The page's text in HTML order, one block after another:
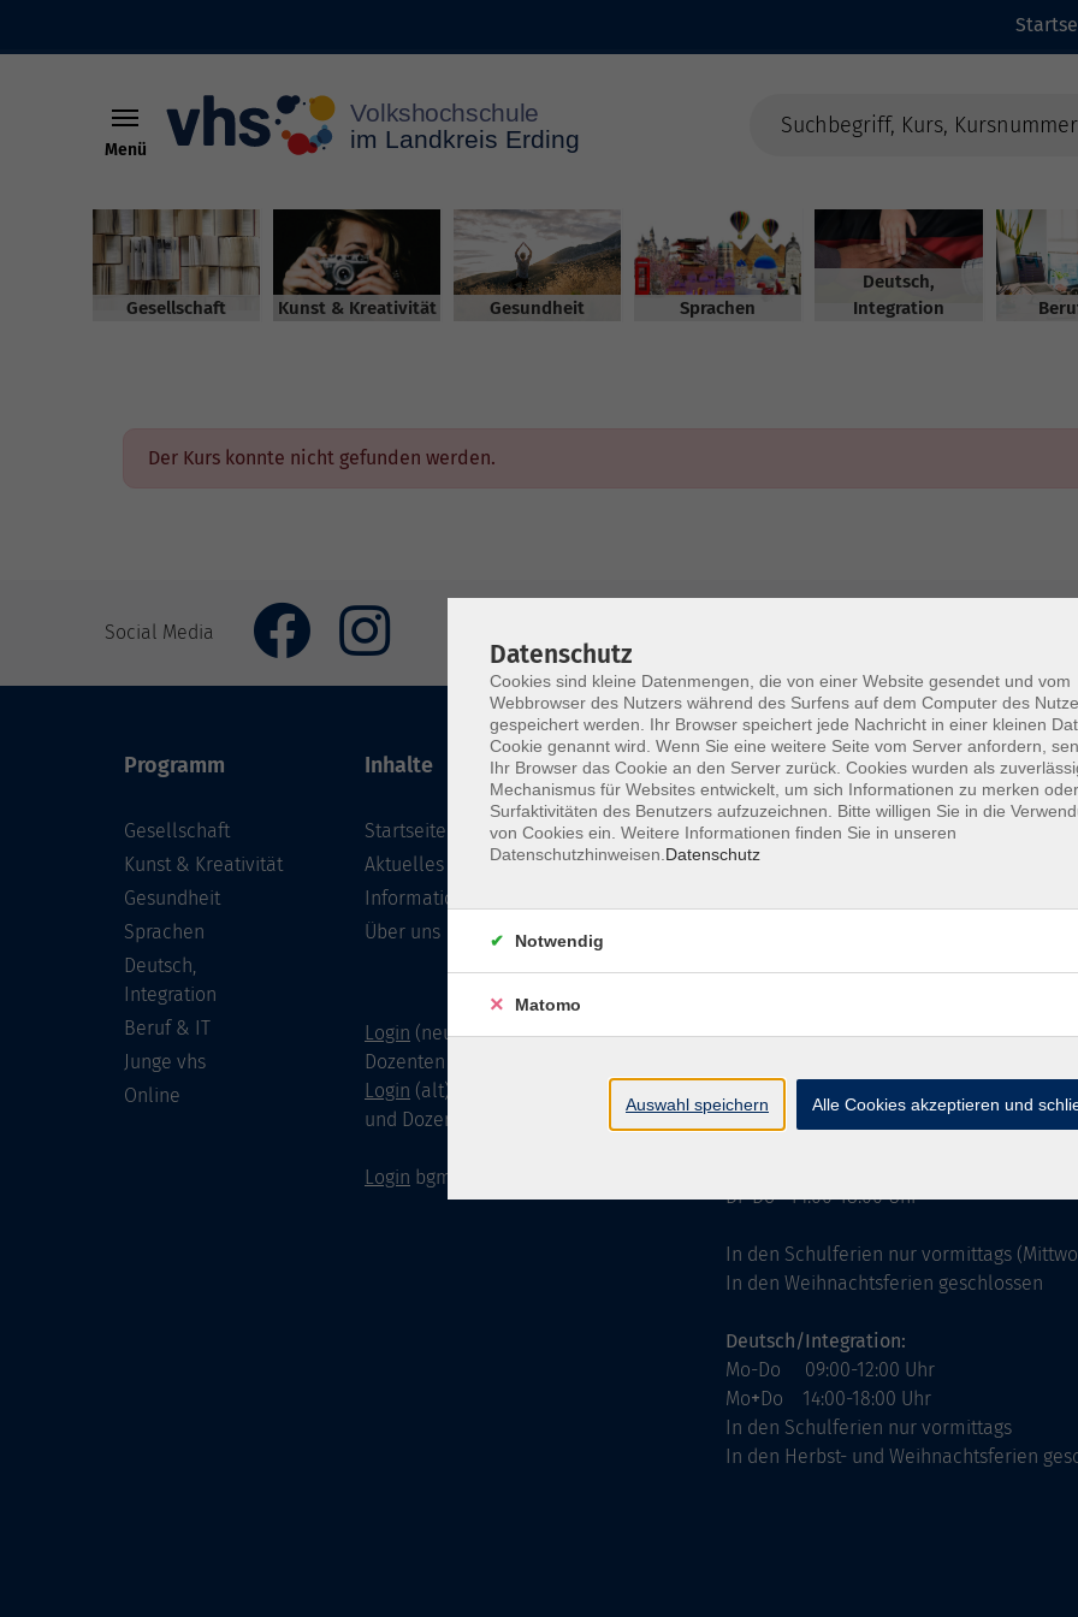
Menü
Gesellschaft Kunst & Kreativität Gesundheit Sprachen
Deutsch,
Integration
Der Kurs konnte nicht gefunden werden.
Social Media
Programm
Gesellschaft
Kunst & Kreativität
Gesundheit
Sprachen
Deutsch,
Integration
Beruf & IT
Junge vhs
Online
Inhalte
Startseite
Aktuelles
Informationen
Über uns
Login (neu) für Dozentinnen und
Dozenten
Login (alt) für Dozentinnen
und Dozenten
Login bgm-cloud
Volkshochschule im Lkr. Erding
Zweckverband Volkshochschule im Lkr.
Lethnerstr. 13
85435 ErdingGoogleMaps®
Servicezeiten
allgemein:
Di+Do 14:00-18:00 Uhr
In den Schulferien nur vormittags
In den Weihnachtsferien geschlossen
Deutsch/Integration:
Mo-Do 09:00-12:00 Uhr
Mo+Do 14:00-18:00 Uhr
In den Schulferien nur vormittags
In den Herbst- und Weihnachtsferien
Datenschutz
Cookies sind kleine Datenmengen, die von einer Website gesendet und vom
Webbrowser des Nutzers während des Surfens auf dem Computer des
gespeichert werden. Ihr Browser speichert jede Nachricht in einer kleinen
Cookie genannt wird. Wenn Sie eine weitere Seite vom Server anfordern,
Ihr Browser das Cookie an den Server zurück. Cookies wurden als
Mechanismus für Websites entwickelt, um sich Informationen zu merken
Surfaktivitäten des Benutzers aufzuzeichnen. Bitte willigen Sie in die
von Cookies ein. Weitere Informationen finden Sie in unseren
Datenschutzhinweisen. Datenschutz
Notwendig
Matomo
Auswahl speichern Alle Cookies akzeptieren und